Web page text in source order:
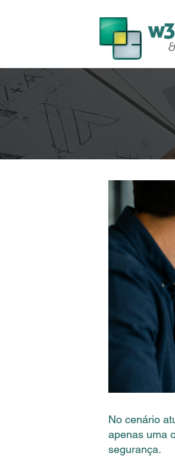
No cenário
apenas uma
segurança.